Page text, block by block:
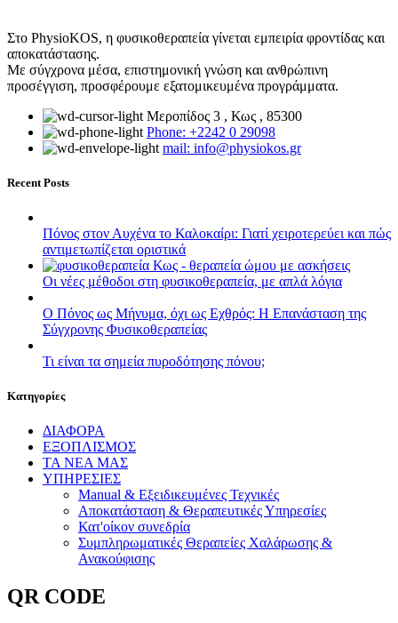
Στο PhysioKOS, η φυσικοθεραπεία γίνεται εμπειρία φροντίδας και
αποκατάστασης.
Με σύγχρονα μέσα, επιστημονική γνώση και ανθρώπινη
προσέγγιση, προσφέρουμε εξατομικευμένα προγράμματα.
Μεροπίδος 3 , Κως , 85300
Phone: +2242 0 29098
mail: info@physiokos.gr
Recent Posts
Πόνος στον Αυχένα το Καλοκαίρι: Γιατί χειροτερεύει και πώς
αντιμετωπίζεται οριστικά
Οι νέες μέθοδοι στη φυσικοθεραπεία, με απλά λόγια
Ο Πόνος ως Μήνυμα, όχι ως Εχθρός: Η Επανάσταση της
Σύγχρονης Φυσικοθεραπείας
Τι είναι τα σημεία πυροδότησης πόνου;
Kατηγορίες
ΔΙΑΦΟΡΑ
ΕΞΟΠΛΙΣΜΟΣ
ΤΑ ΝΕΑ ΜΑΣ
ΥΠΗΡΕΣΙΕΣ
Manual & Εξειδικευμένες Τεχνικές
Αποκατάσταση & Θεραπευτικές Υπηρεσίες
Κατ'οίκον συνεδρία
Συμπληρωματικές Θεραπείες Χαλάρωσης &
Ανακούφισης
QR CODE